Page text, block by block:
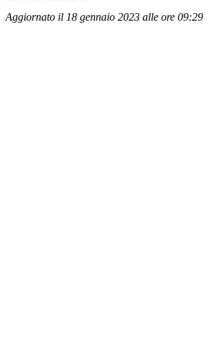
Aggiornato il 18 gennaio 2023 alle ore 09:29